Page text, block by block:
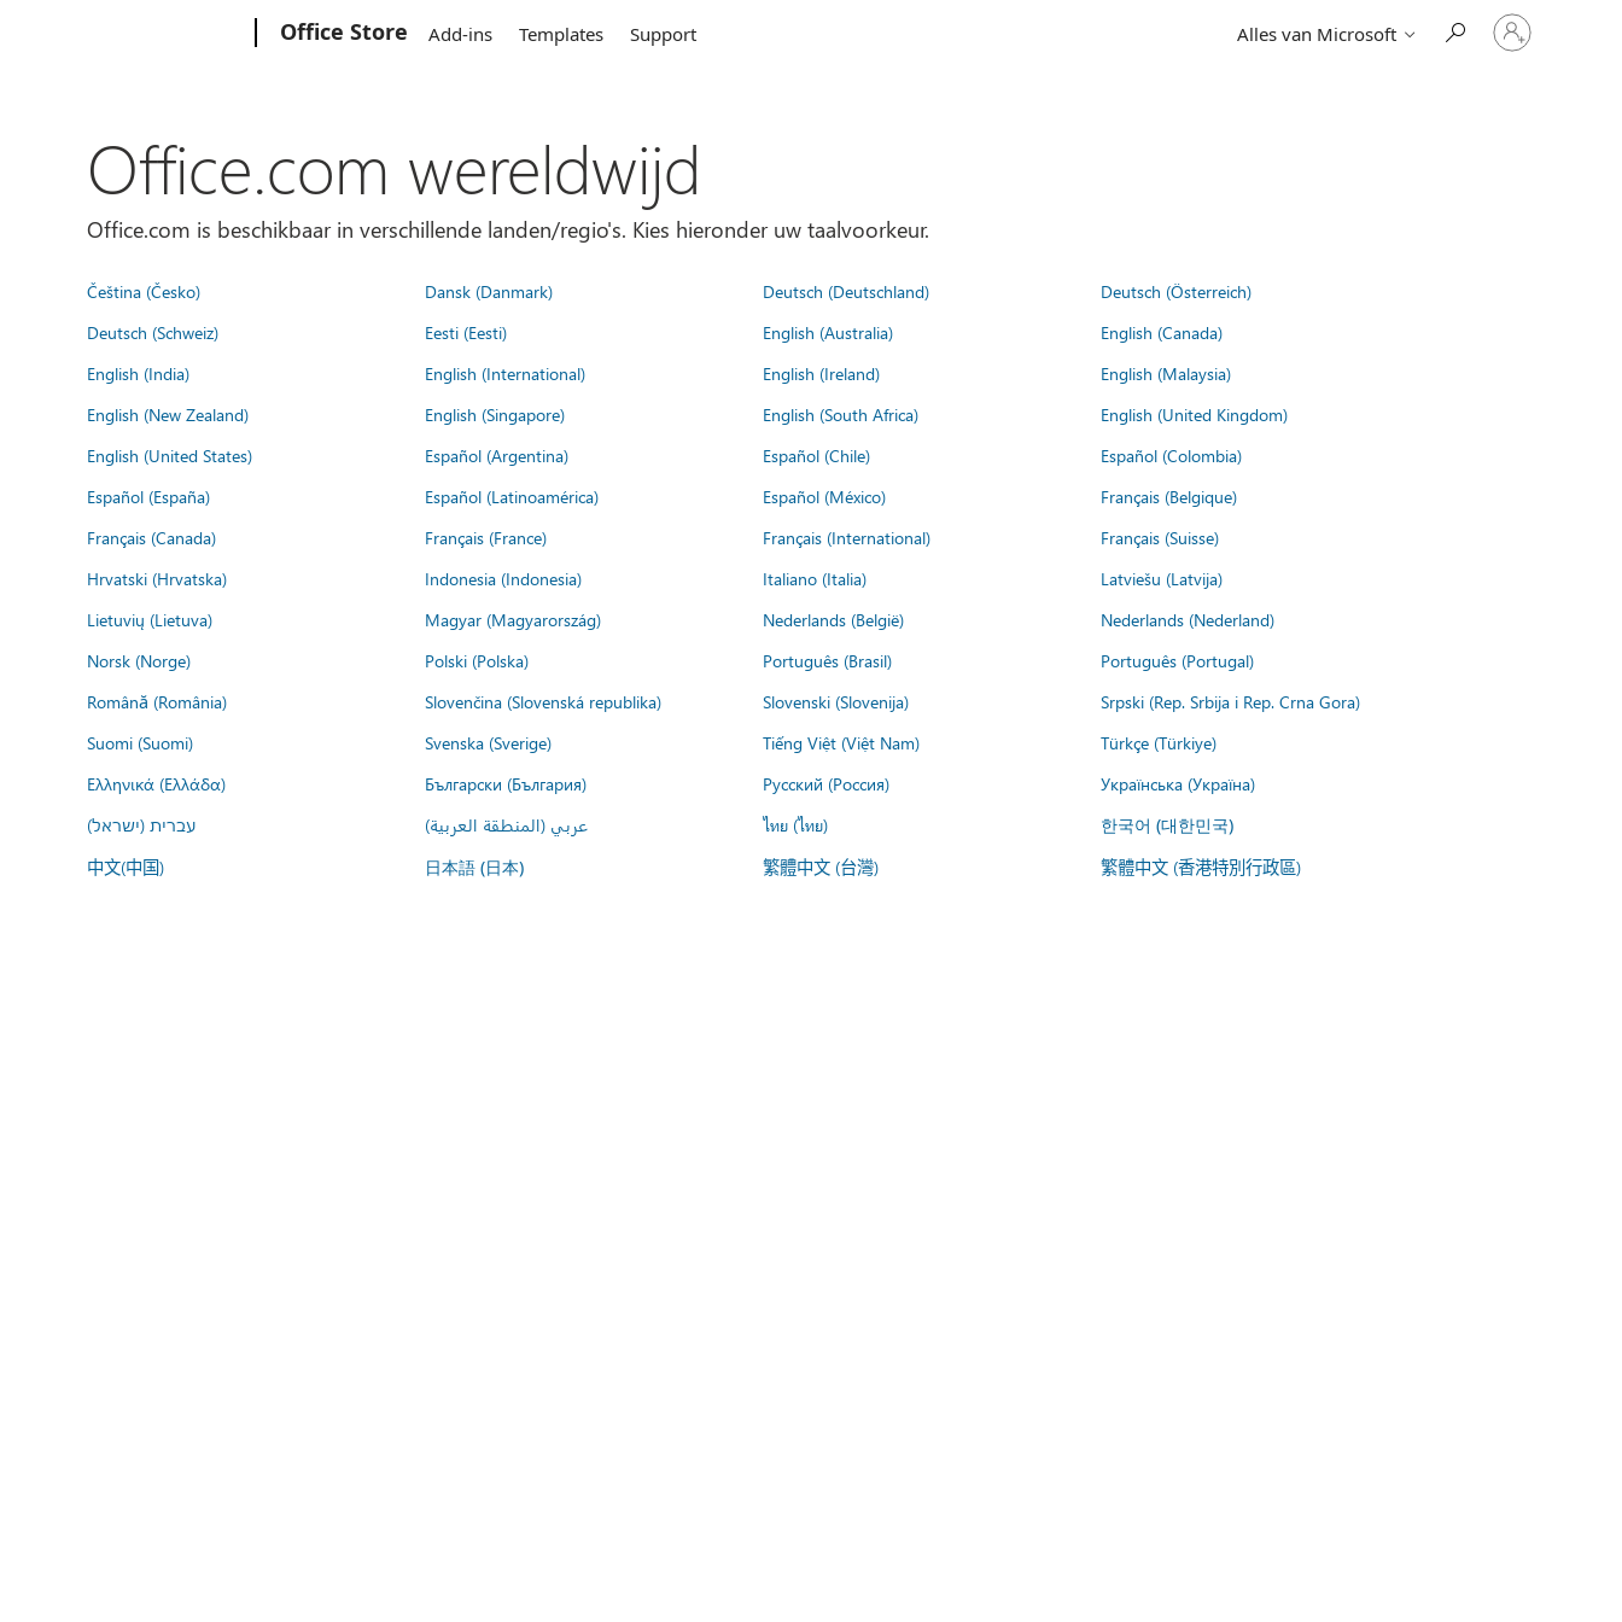
Office Store Add-ins Templates Support Alles van Microsoft
Meld
je
aan
Office.com wereldwijd
Office.com is beschikbaar in verschillende landen/regio's. Kies hieronder uw taalvoorkeur.
Čeština (Česko) Dansk (Danmark) Deutsch (Deutschland)
Deutsch (Österreich)
Deutsch (Schweiz)
Eesti (Eesti) English (Australia)
English (Canada)
English (India)
English (International) English (Ireland)
English (Malaysia)
English (New Zealand)
English (Singapore) English (South Africa)
English (United Kingdom)
English (United States)
Español (Argentina) Español (Chile)
Español (Colombia)
Español (España)
Español (Latinoamérica) Español (México)
Français (Belgique)
Français (Canada)
Français (France) Français (International)
Français (Suisse)
Hrvatski (Hrvatska)
Indonesia (Indonesia) Italiano (Italia)
Latviešu (Latvija)
Lietuvių (Lietuva)
Magyar (Magyarország) Nederlands (België)
Nederlands (Nederland)
Norsk (Norge)
Polski (Polska) Português (Brasil)
Português (Portugal)
Română (România)
Slovenčina (Slovenská republika) Slovenski (Slovenija)
Srpski (Rep. Srbija i Rep. Crna Gora)
Suomi (Suomi)
Svenska (Sverige) Tiếng Việt (Việt Nam)
Türkçe (Türkiye)
Ελληνικά (Ελλάδα)
Български (България) Русский (Россия)
Українська (Україна)
עברית (ישראל)
عربي (المنطقة العربية) ไทย (ไทย) 한국어 (대한민국)
中文(中国) 日本語 (日本) 繁體中文 (台灣) 繁體中文 (香港特別行政區)